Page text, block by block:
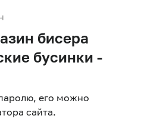
бисера
бусинки -
его можно
сайта.